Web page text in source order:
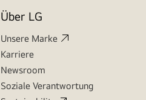
Über LG
Unsere Marke
Karriere
Newsroom
Soziale Verantwortung